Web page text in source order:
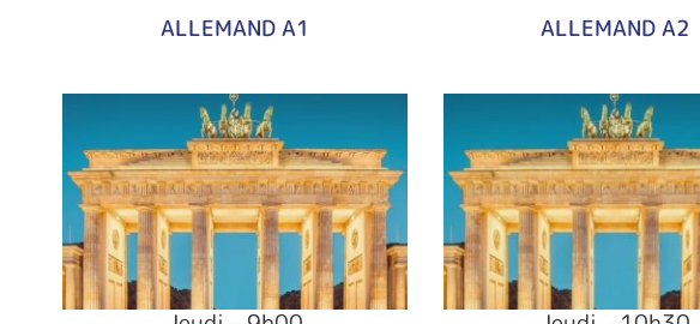
ALLEMAND A1 ALLEMAND A2